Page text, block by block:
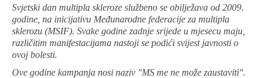
Svjetski dan multipla skleroze službeno se obilježava od 2009.
godine, na inicijativu Međunarodne federacije za multipla
sklerozu (MSIF). Svake godine zadnje srijede u mjesecu maju,
različitim manifestacijama nastoji se podići svijest javnosti o
ovoj bolesti.
Ove godine kampanja nosi naziv "MS me ne može zaustaviti".